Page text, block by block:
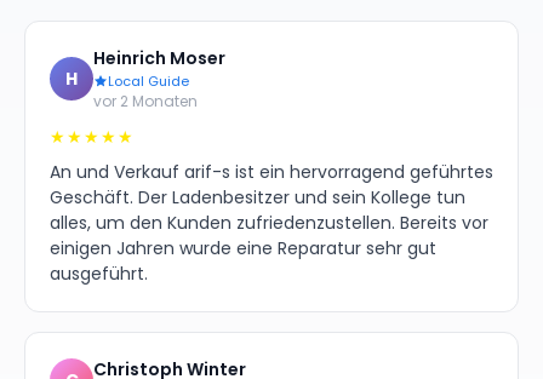
H
Heinrich Moser
Local Guide
vor 2 Monaten
★★★★★
An und Verkauf arif-s ist ein hervorragend geführtes
Geschäft. Der Ladenbesitzer und sein Kollege tun
alles, um den Kunden zufriedenzustellen. Bereits vor
einigen Jahren wurde eine Reparatur sehr gut
ausgeführt.
Christoph Winter